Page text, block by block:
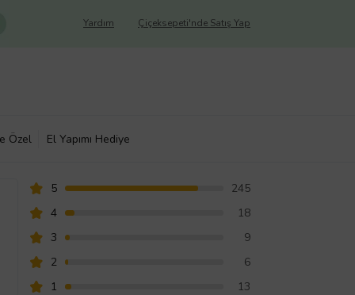
Çiçeksepeti'nde Satış Yap
Yardım
Özel El Yapımı Hediye
5
245
4
18
3
9
2
6
1
13